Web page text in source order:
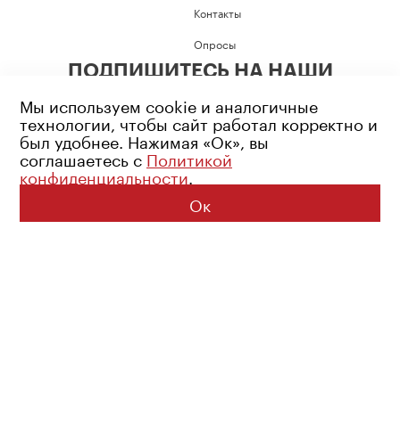
Контакты
Опросы
ПОДПИШИТЕСЬ НА НАШИ
Возрастное ограничение: 16+
Политика конфиденциальности
© 2026 Все права защищены
Мы используем cookie и аналогичные
технологии, чтобы сайт работал корректно и
был удобнее. Нажимая «Ок», вы
соглашаетесь с Политикой
конфиденциальности.
Ок